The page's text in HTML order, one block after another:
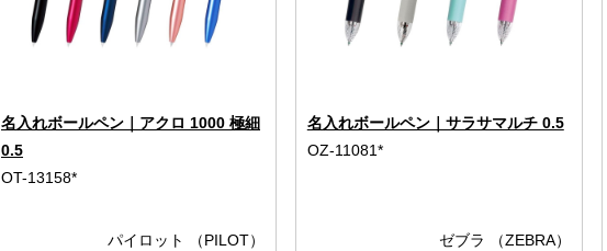
名入れボールペン｜アクロ 1000 極細
0.5
OT-13158*
パイロット （PILOT）
名入れボールペン｜サラサマルチ 0.5
OZ-11081*
ゼブラ （ZEBRA）